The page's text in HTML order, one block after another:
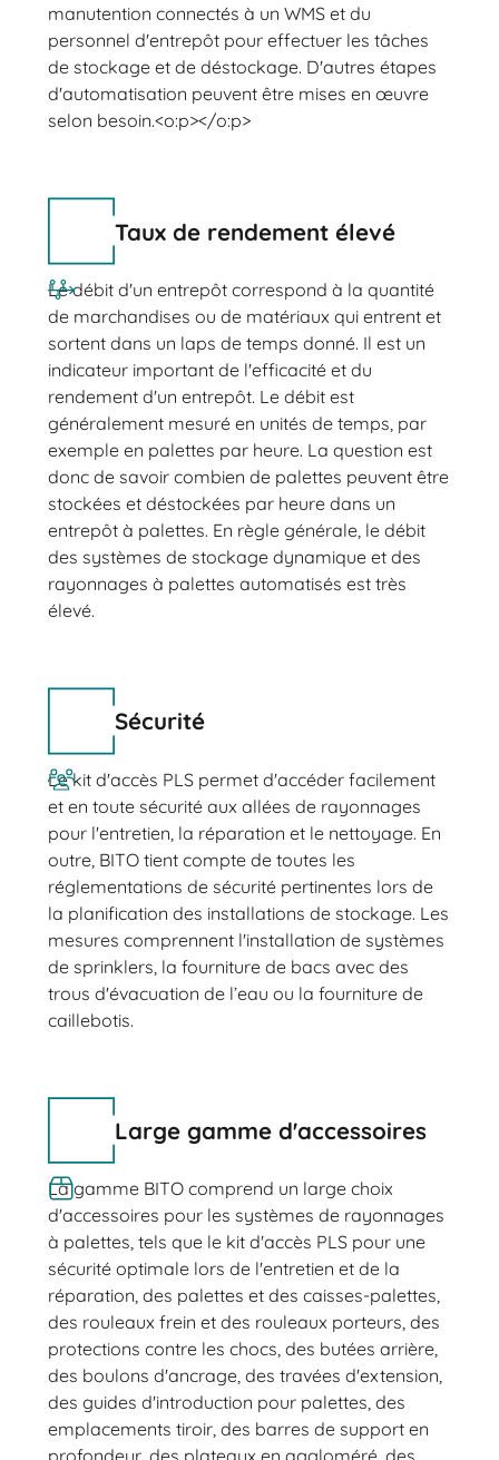
manutention connectés à un WMS et du
personnel d'entrepôt pour effectuer les tâches
de stockage et de déstockage. D'autres étapes
d'automatisation peuvent être mises en œuvre
selon besoin.<o:p></o:p>
Taux de rendement élevé
Le débit d'un entrepôt correspond à la quantité
de marchandises ou de matériaux qui entrent et
sortent dans un laps de temps donné. Il est un
indicateur important de l'efficacité et du
rendement d'un entrepôt. Le débit est
généralement mesuré en unités de temps, par
exemple en palettes par heure. La question est
donc de savoir combien de palettes peuvent être
stockées et déstockées par heure dans un
entrepôt à palettes. En règle générale, le débit
des systèmes de stockage dynamique et des
rayonnages à palettes automatisés est très
élevé.
Sécurité
Le kit d'accès PLS permet d'accéder facilement
et en toute sécurité aux allées de rayonnages
pour l'entretien, la réparation et le nettoyage. En
outre, BITO tient compte de toutes les
réglementations de sécurité pertinentes lors de
la planification des installations de stockage. Les
mesures comprennent l'installation de systèmes
de sprinklers, la fourniture de bacs avec des
trous d'évacuation de l’eau ou la fourniture de
caillebotis.
Large gamme d'accessoires
La gamme BITO comprend un large choix
d'accessoires pour les systèmes de rayonnages
à palettes, tels que le kit d'accès PLS pour une
sécurité optimale lors de l'entretien et de la
réparation, des palettes et des caisses-palettes,
des rouleaux frein et des rouleaux porteurs, des
protections contre les chocs, des butées arrière,
des boulons d'ancrage, des travées d'extension,
des guides d'introduction pour palettes, des
emplacements tiroir, des barres de support en